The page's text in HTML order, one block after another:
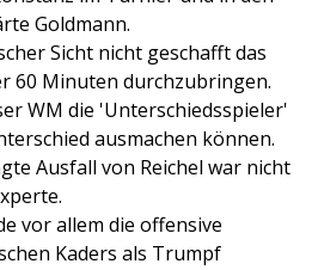
Goldmann.
Sicht nicht geschafft das
60 Minuten durchzubringen.
WM die 'Unterschiedsspieler'
ausmachen können.
Ausfall von Reichel war nicht
vor allem die offensive
Kaders als Trumpf